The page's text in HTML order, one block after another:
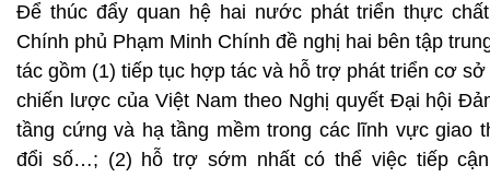
Để thúc đẩy quan hệ hai nước phát triển thực
Chính phủ Phạm Minh Chính đề nghị hai bên tập
tác gồm (1) tiếp tục hợp tác và hỗ trợ phát triển cơ
chiến lược của Việt Nam theo Nghị quyết Đại hội
tầng cứng và hạ tầng mềm trong các lĩnh vực giao
đổi số…; (2) hỗ trợ sớm nhất có thể việc tiếp